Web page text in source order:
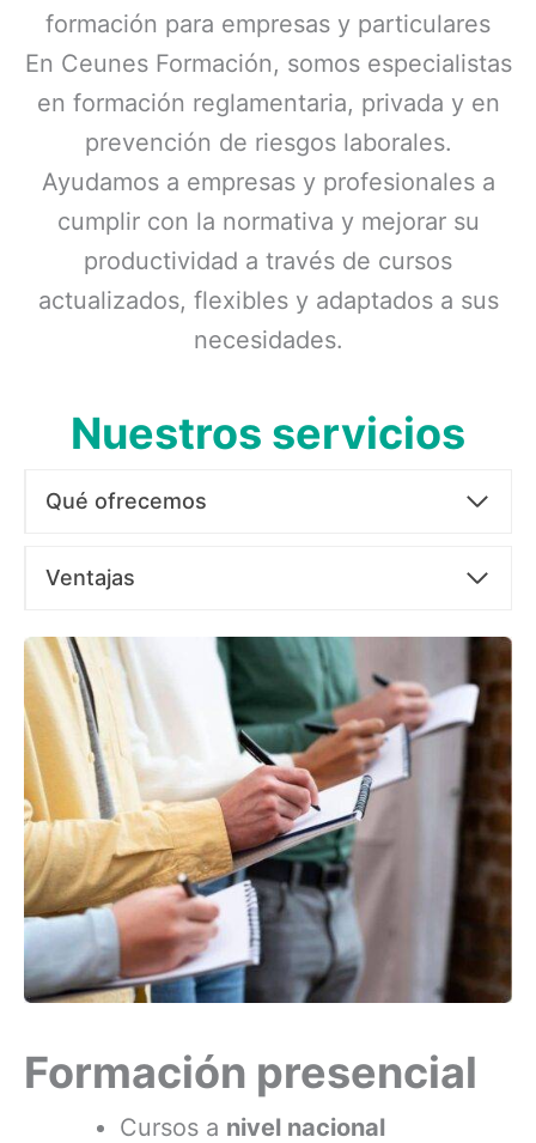
formación para empresas y particulares
En Ceunes Formación, somos especialistas
en formación reglamentaria, privada y en
prevención de riesgos laborales.
Ayudamos a empresas y profesionales a
cumplir con la normativa y mejorar su
productividad a través de cursos
actualizados, flexibles y adaptados a sus
necesidades.
Nuestros servicios
Qué ofrecemos
Ventajas
Formación presencial
Cursos a nivel nacional